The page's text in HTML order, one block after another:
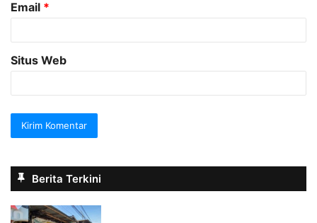
Email *
Situs Web
Berita Terkini